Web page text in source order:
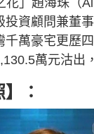
花」趙海珠（
投資顧問兼董
千萬豪宅更歷
萬元沽出
：